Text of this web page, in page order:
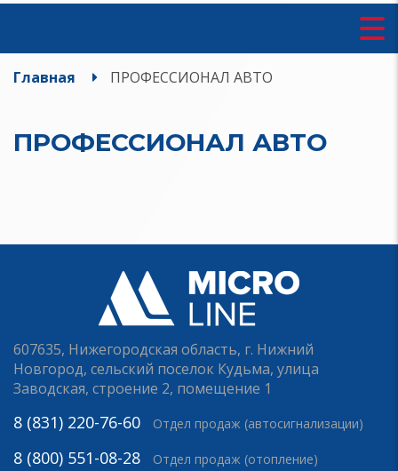
Главная ПРОФЕССИОНАЛ АВТО
ПРОФЕССИОНАЛ АВТО
607635, Нижегородская область, г. Нижний
Новгород, сельский поселок Кудьма, улица
Заводская, строение 2, помещение 1
8 (831) 220-76-60 Отдел продаж (автосигнализации)
8 (800) 551-08-28 Отдел продаж (отопление)